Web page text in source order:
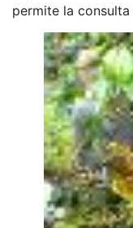
permite la